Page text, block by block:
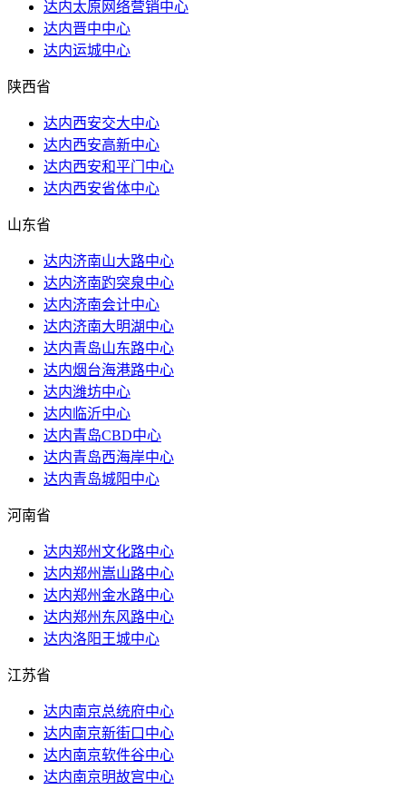
达内太原网络营销中心
达内晋中中心
达内运城中心
陕西省
达内西安交大中心
达内西安高新中心
达内西安和平门中心
达内西安省体中心
山东省
达内济南山大路中心
达内济南趵突泉中心
达内济南会计中心
达内济南大明湖中心
达内青岛山东路中心
达内烟台海港路中心
达内潍坊中心
达内临沂中心
达内青岛CBD中心
达内青岛西海岸中心
达内青岛城阳中心
河南省
达内郑州文化路中心
达内郑州嵩山路中心
达内郑州金水路中心
达内郑州东风路中心
达内洛阳王城中心
江苏省
达内南京总统府中心
达内南京新街口中心
达内南京软件谷中心
达内南京明故宫中心